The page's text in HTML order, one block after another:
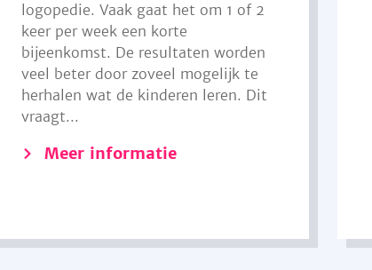
logopedie. Vaak gaat het om 1 of 2
keer per week een korte
bijeenkomst. De resultaten worden
veel beter door zoveel mogelijk te
herhalen wat de kinderen leren. Dit
vraagt...
Meer informatie